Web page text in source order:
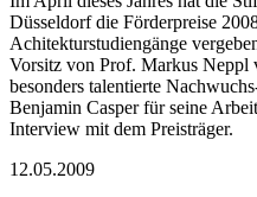
Düsseldorf die Förderpreise
Achitekturstudiengänge
Vorsitz von Prof. Markus Neppl
besonders talentierte
Benjamin Casper für seine
Interview mit dem Preisträger.
12.05.2009